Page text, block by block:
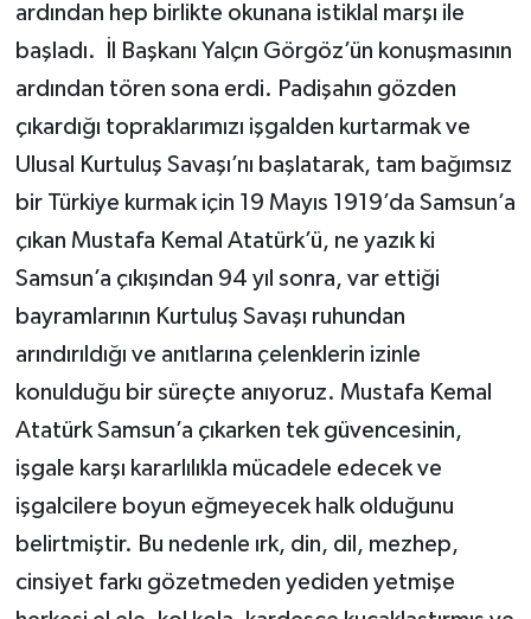
ardından hep birlikte okunana istiklal marşı ile
başladı. İl Başkanı Yalçın Görgöz’ün konuşmasının
ardından tören sona erdi. Padişahın gözden
çıkardığı topraklarımızı işgalden kurtarmak ve
Ulusal Kurtuluş Savaşı’nı başlatarak, tam bağımsız
bir Türkiye kurmak için 19 Mayıs 1919’da Samsun’a
çıkan Mustafa Kemal Atatürk’ü, ne yazık ki
Samsun’a çıkışından 94 yıl sonra, var ettiği
bayramlarının Kurtuluş Savaşı ruhundan
arındırıldığı ve anıtlarına çelenklerin izinle
konulduğu bir süreçte anıyoruz. Mustafa Kemal
Atatürk Samsun’a çıkarken tek güvencesinin,
işgale karşı kararlılıkla mücadele edecek ve
işgalcilere boyun eğmeyecek halk olduğunu
belirtmiştir. Bu nedenle ırk, din, dil, mezhep,
cinsiyet farkı gözetmeden yediden yetmişe